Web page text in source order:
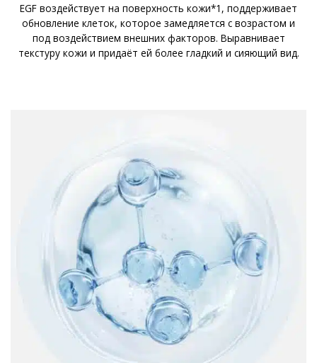
EGF воздействует на поверхность кожи*1, поддерживает
обновление клеток, которое замедляется с возрастом и
под воздействием внешних факторов. Выравнивает
текстуру кожи и придаёт ей более гладкий и сияющий вид.